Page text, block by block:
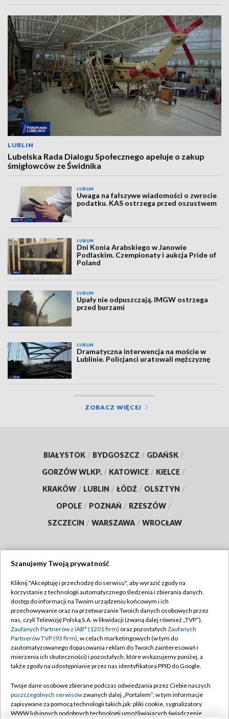
LUBLIN
Lubelska Rada Dialogu Społecznego apeluje o zakup
śmigłowców ze Świdnika
LUBLIN
Uwaga na fałszywe wiadomości o zwrocie
podatku. KAS ostrzega przed oszustwem
LUBLIN
Dni Konia Arabskiego w Janowie
Podlaskim. Czempionaty i aukcja Pride of
Poland
LUBLIN
Upały nie odpuszczają. IMGW ostrzega
przed burzami
LUBLIN
Dramatyczna interwencja na moście w
Lublinie. Policjanci uratowali mężczyznę
ZOBACZ WIĘCEJ
BIAŁYSTOK / BYDGOSZCZ / GDAŃSK /
GORZÓW WLKP. / KATOWICE / KIELCE /
KRAKÓW / LUBLIN / ŁÓDŹ / OLSZTYN /
OPOLE / POZNAŃ / RZESZÓW /
SZCZECIN / WARSZAWA / WROCŁAW
TVP
Abonament TVP
Emisja w TVP
Centrum informacji TVP
Naziemna Telewizja Cyfrowa
Rada Programowa
System NOS
Regulamin TVP
Polityka prywatności
Moje zgody
Pomoc
Kontakt
Szanujemy Twoją prywatność
Kliknij "Akceptuję i przechodzę do serwisu", aby wyrazić zgody na
korzystanie z technologii automatycznego śledzenia i zbierania danych,
dostęp do informacji na Twoim urządzeniu końcowym i ich
przechowywanie oraz na przetwarzanie Twoich danych osobowych przez
nas, czyli Telewizję Polską S.A. w likwidacji (zwaną dalej również „TVP”),
Zaufanych Partnerów z IAB* (1201 firm) oraz pozostałych Zaufanych
Partnerów TVP (93 firm), w celach marketingowych (w tym do
zautomatyzowanego dopasowania reklam do Twoich zainteresowań i
mierzenia ich skuteczności) i pozostałych, które wskazujemy poniżej, a
także zgody na udostępnianie przez nas identyfikatora PPID do Google.
Twoje dane osobowe zbierane podczas odwiedzania przez Ciebie naszych
poszczególnych serwisówzwanych dalej „Portalem”, w tym informacje
zapisywane za pomocą technologii takich jak: pliki cookie, sygnalizatory
WWW lub innych podobnych technologii umożliwiających świadczenie